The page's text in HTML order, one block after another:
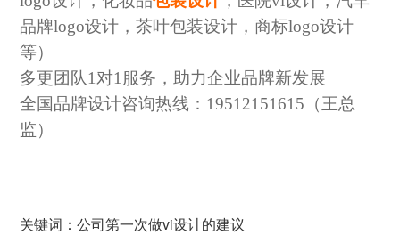
品牌logo设计，茶叶包装设计，商标logo设计
等）
多更团队1对1服务，助力企业品牌新发展
全国品牌设计咨询热线： 19512151615（王总
监）
关键词：公司第一次做vi设计的建议